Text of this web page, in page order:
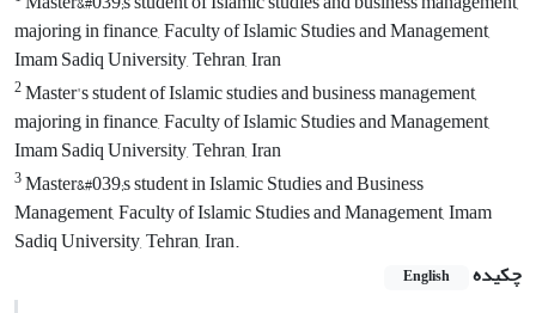
majoring in finance, Faculty of Islamic Studies and Management,
Imam Sadiq University, Tehran, Iran
2Master's student of Islamic studies and business management,
majoring in finance, Faculty of Islamic Studies and Management,
Imam Sadiq University, Tehran, Iran
3Master&#039;s student in Islamic Studies and Business
Management, Faculty of Islamic Studies and Management, Imam
Sadiq University, Tehran, Iran.
چکیده
English